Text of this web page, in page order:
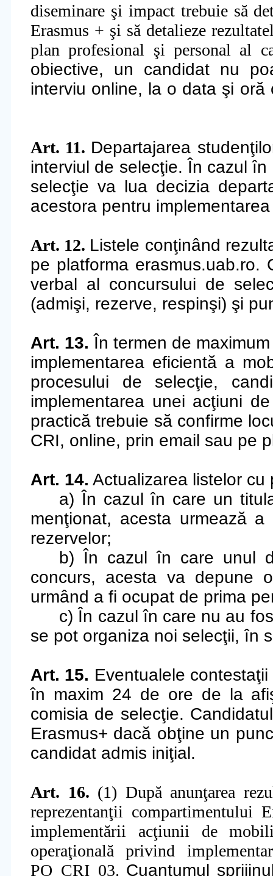
diseminare şi impact trebuie să
Erasmus + şi să detalieze
plan profesional şi personal al
obiective, un candidat nu
interviu online, la o data şi
Art. 11. Departajarea
interviul de selecţie. În cazul
selecţie va lua decizia
acestora pentru
Art. 12. Listele conţinând
pe platforma erasmus.uab.ro.
verbal al concursului de
(admişi, rezerve, respinşi) şi
Art. 13. În termen de
implementarea eficientă a
procesului de selecţie,
implementarea unei acţiuni
practică trebuie să confirme
CRI, online, prin email sau pe
Art. 14. Actualizarea listelor cu
a) În cazul în care un
menţionat, acesta urmează
rezervelor;
b) În cazul în care unul
concurs, acesta va depune
urmând a fi ocupat de prima
c) În cazul în care nu au
se pot organiza noi selecţii, în
Art. 15. Eventualele
în maxim 24 de ore de la
comisia de selecţie.
Erasmus+ dacă obţine un
candidat admis iniţial.
Art. 16. (1) După anunţarea
reprezentanţii compartimentului
implementării acţiunii de
operaţională privind
PO_CRI_03. Cuantumul